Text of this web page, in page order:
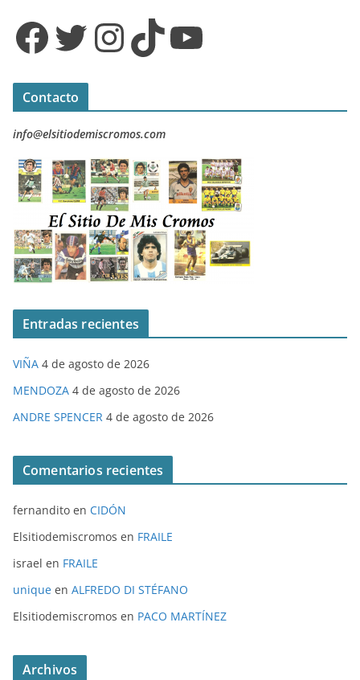
Facebook Twitter InstagramTikTok YouTube
Contacto
info@elsitiodemiscromos.com
Entradas recientes
VIÑA 4 de agosto de 2026
MENDOZA 4 de agosto de 2026
ANDRE SPENCER 4 de agosto de 2026
Comentarios recientes
fernandito en CIDÓN
Elsitiodemiscromos en FRAILE
israel en FRAILE
unique en ALFREDO DI STÉFANO
Elsitiodemiscromos en PACO MARTÍNEZ
Archivos